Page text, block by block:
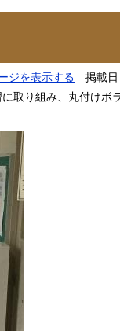
ジを表示する 掲載日
取り組み、丸付けボ